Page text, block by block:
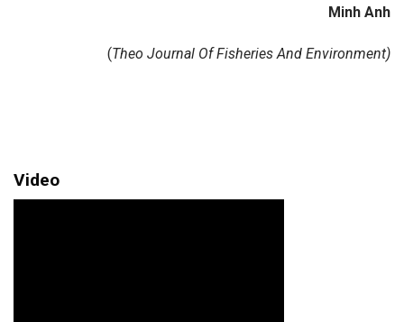
Minh Anh
(Theo Journal Of Fisheries And Environment)
Video